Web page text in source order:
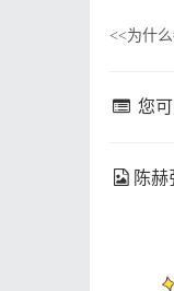
<<为什
您
陈